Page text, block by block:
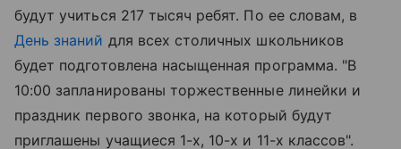
будут учиться 217 тысяч ребят. По ее словам, в
День знаний для всех столичных школьников
будет подготовлена насыщенная программа. "В
10:00 запланированы торжественные линейки и
праздник первого звонка, на который будут
приглашены учащиеся 1-х, 10-х и 11-х классов".